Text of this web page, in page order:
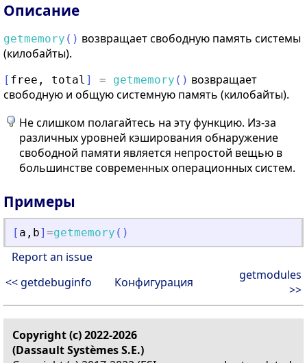
Описание
getmemory ( ) возвращает свободную память системы
(килобайты).
[ free , total ] = getmemory ( ) возвращает
свободную и общую системную память (килобайты).
Не слишком полагайтесь на эту функцию. Из-за
различных уровней кэширования обнаружение
свободной памяти является непростой вещью в
большинстве современных операционных систем.
Примеры
[ a , b] =getmemory ( )
Report an issue
<< getdebuginfo
Конфигурация
getmodules
>>
Copyright (c) 2022-2026
(Dassault Systèmes S.E.)